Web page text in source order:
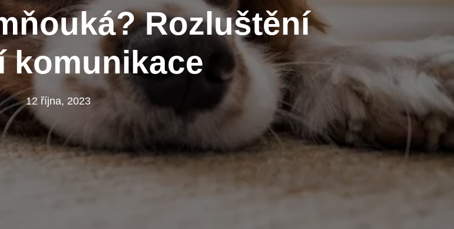
Rozluštění
komunikace
12 října, 2023